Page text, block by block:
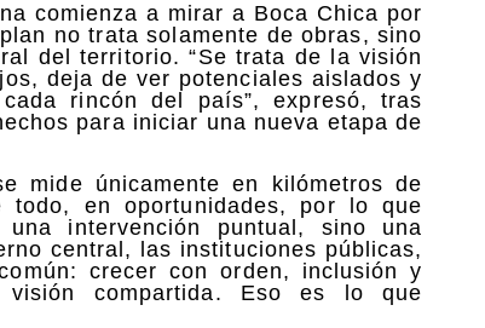
comienza a mirar a Boca Chica por
no trata solamente de obras, sino
del territorio. “Se trata de la visión
deja de ver potenciales aislados y
rincón del país”, expresó, tras
para iniciar una nueva etapa de
mide únicamente en kilómetros de
todo, en oportunidades, por lo que
intervención puntual, sino una
central, las instituciones públicas,
crecer con orden, inclusión y
visión compartida. Eso es lo que